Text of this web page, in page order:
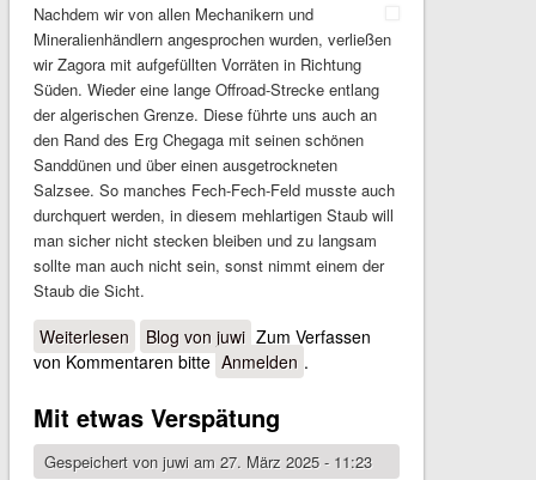
Nachdem wir von allen Mechanikern und
Mineralienhändlern angesprochen wurden, verließen
wir Zagora mit aufgefüllten Vorräten in Richtung
Süden. Wieder eine lange Offroad-Strecke entlang
der algerischen Grenze. Diese führte uns auch an
den Rand des Erg Chegaga mit seinen schönen
Sanddünen und über einen ausgetrockneten
Salzsee. So manches Fech-Fech-Feld musste auch
durchquert werden, in diesem mehlartigen Staub will
man sicher nicht stecken bleiben und zu langsam
sollte man auch nicht sein, sonst nimmt einem der
Staub die Sicht.
Weiterlesen über Weiter an der algerischen Grenze
Blog von juwi Zum Verfassen
von Kommentaren bitte Anmelden .
Mit etwas Verspätung
Gespeichert von juwiam 27. März 2025 - 11:23